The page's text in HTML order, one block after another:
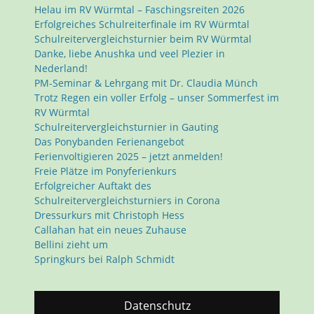
Helau im RV Würmtal – Faschingsreiten 2026
Erfolgreiches Schulreiterfinale im RV Würmtal
Schulreitervergleichsturnier beim RV Würmtal
Danke, liebe Anushka und veel Plezier in
Nederland!
PM-Seminar & Lehrgang mit Dr. Claudia Münch
Trotz Regen ein voller Erfolg – unser Sommerfest im
RV Würmtal
Schulreitervergleichsturnier in Gauting
Das Ponybanden Ferienangebot
Ferienvoltigieren 2025 – jetzt anmelden!
Freie Plätze im Ponyferienkurs
Erfolgreicher Auftakt des
Schulreitervergleichsturniers in Corona
Dressurkurs mit Christoph Hess
Callahan hat ein neues Zuhause
Bellini zieht um
Springkurs bei Ralph Schmidt
Datenschutz